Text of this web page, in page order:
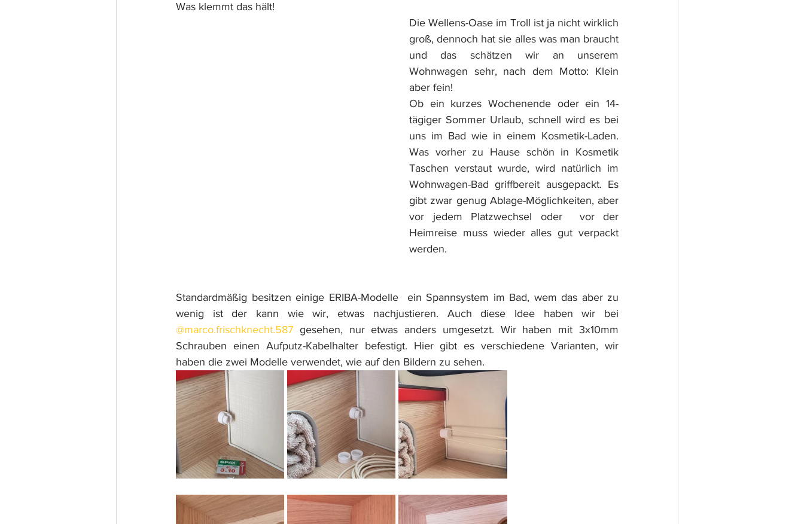
Was klemmt das hält!
Die Wellens-Oase im Troll ist ja nicht wirklich
groß, dennoch hat sie alles was man braucht
und das schätzen wir an unserem
Wohnwagen sehr, nach dem Motto: Klein
aber fein!
Ob ein kurzes Wochenende oder ein 14-
tägiger Sommer Urlaub, schnell wird es bei
uns im Bad wie in einem Kosmetik-Laden.
Was vorher zu Hause schön in Kosmetik
Taschen verstaut wurde, wird natürlich im
Wohnwagen-Bad griffbereit ausgepackt. Es
gibt zwar genug Ablage-Möglichkeiten, aber
vor jedem Platzwechsel oder  vor der
Heimreise muss wieder alles gut verpackt
werden.
Standardmäßig besitzen einige ERIBA-Modelle  ein Spannsystem im Bad, wem das aber zu
@marco.frischknecht.587 gesehen, nur etwas anders umgesetzt. Wir haben mit 3x10mm
Schrauben einen Aufputz-Kabelhalter befestigt. Hier gibt es verschiedene Varianten, wir
haben die zwei Modelle verwendet, wie auf den Bildern zu sehen.